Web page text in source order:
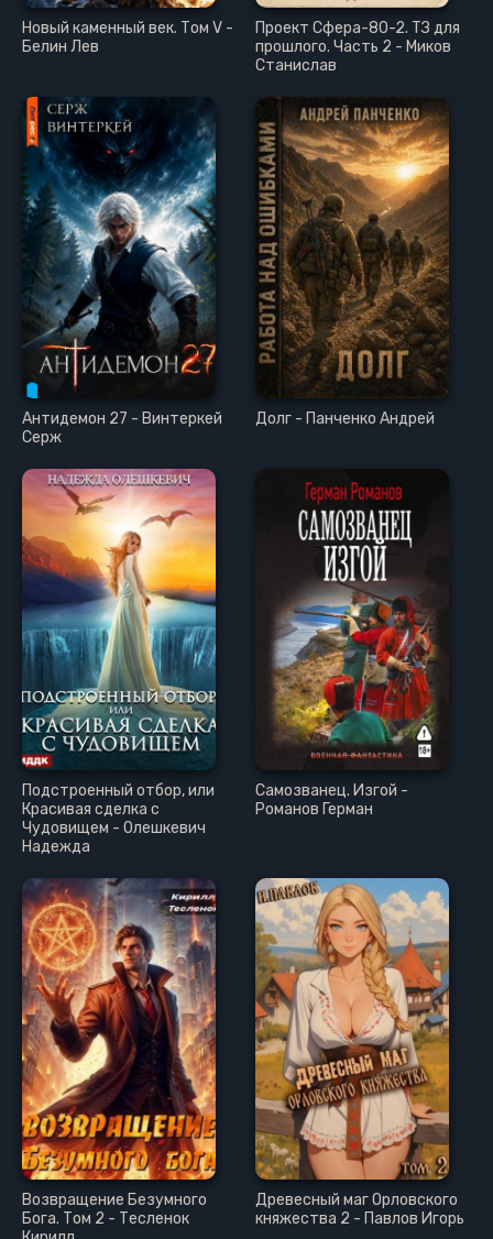
Новый каменный век. Том V -
Белин Лев
Проект Сфера-80-2. ТЗ для
прошлого. Часть 2 - Миков
Станислав
Антидемон 27 - Винтеркей
Серж
Долг - Панченко Андрей
Подстроенный отбор, или
Красивая сделка с
Чудовищем - Олешкевич
Надежда
Самозванец. Изгой -
Романов Герман
Возвращение Безумного
Бога. Том 2 - Тесленок
Древесный маг Орловского
княжества 2 - Павлов Игорь